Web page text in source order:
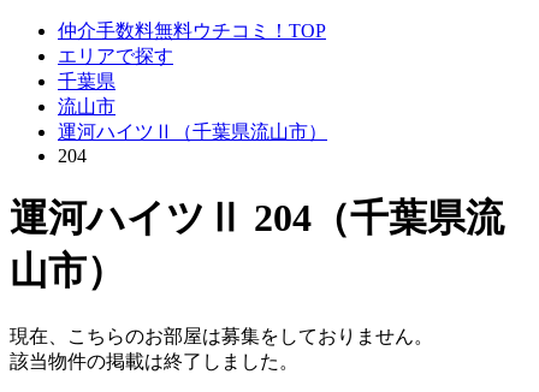
仲介手数料無料ウチコミ！TOP
エリアで探す
千葉県
流山市
運河ハイツⅡ（千葉県流山市）
204
運河ハイツⅡ 204（千葉県流
山市）
現在、こちらのお部屋は募集をしておりません。
該当物件の掲載は終了しました。